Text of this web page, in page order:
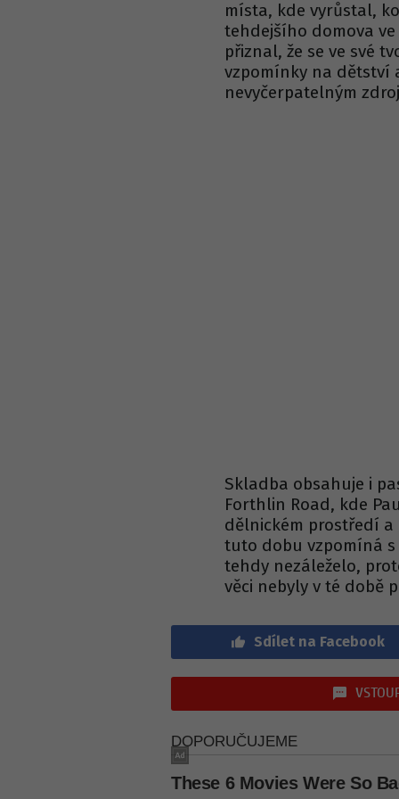
místa, kde vyrůstal,
tehdejšího domova
přiznal, že se ve své
vzpomínky na dětství
nevyčerpatelným
Skladba obsahuje i
Forthlin Road, kde
dělnickém prostředí
tuto dobu vzpomíná
tehdy nezáleželo,
věci nebyly v té době
Sdílet na Facebook